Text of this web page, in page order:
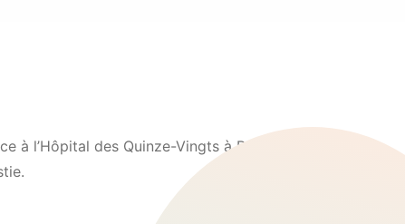
à l’Hôpital des Quinze-Vingts à Paris.